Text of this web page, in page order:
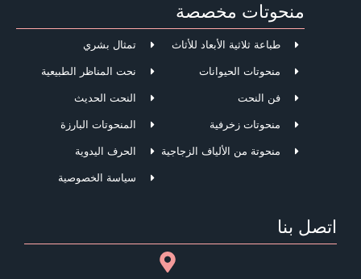
منحوتات مخصصة
طباعة ثلاثية الأبعاد للأثاث
منحوتات الحيوانات
فن النحت
منحوتات زخرفية
منحوتة من الألياف الزجاجية
تمثال بشري
نحت المناظر الطبيعية
النحت الحديث
المنحوتات البارزة
الحرف اليدوية
سياسة الخصوصية
اتصل بنا